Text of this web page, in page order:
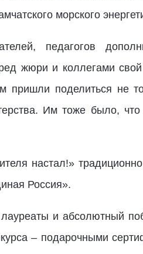
морского
педагогов
жюри и коллегами свой
пришли поделиться не
Им тоже было,
настал!»
Россия».
и абсолютный
– подарочными